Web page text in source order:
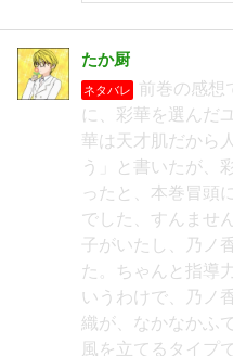
たか厨
ネタバレ
前巻の感想
に、彩華を選んだ
華は天才肌だから
う」と書いたが、
ったと、本巻冒頭
でした、すんませ
子がいたし、乃ノ
た。ちゃんと指導
いうわけで、乃ノ
織が、なかなかふ
風を立てるタイプ